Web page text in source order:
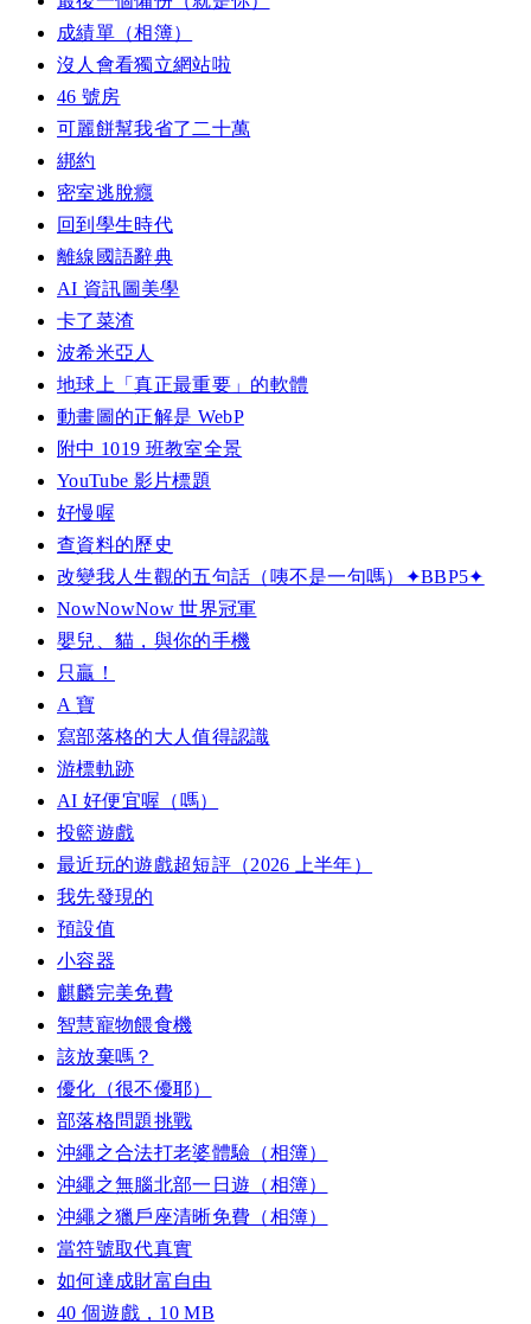
成績單（相簿）
沒人會看獨立網站啦
46 號房
可麗餅幫我省了二十萬
綁約
密室逃脫癮
回到學生時代
離線國語辭典
AI 資訊圖美學
卡了菜渣
波希米亞人
地球上「真正最重要」的軟體
動畫圖的正解是 WebP
附中 1019 班教室全景
YouTube 影片標題
好慢喔
查資料的歷史
改變我人生觀的五句話（咦不是一句嗎）✦BBP5✦
NowNowNow 世界冠軍
嬰兒、貓，與你的手機
只贏！
A 寶
寫部落格的大人值得認識
游標軌跡
AI 好便宜喔（嗎）
投籃遊戲
最近玩的遊戲超短評（2026 上半年）
我先發現的
預設值
小容器
麒麟完美免費
智慧寵物餵食機
該放棄嗎？
優化（很不優耶）
部落格問題挑戰
沖繩之合法打老婆體驗（相簿）
沖繩之無腦北部一日遊（相簿）
沖繩之獵戶座清晰免費（相簿）
當符號取代真實
如何達成財富自由
40 個遊戲，10 MB